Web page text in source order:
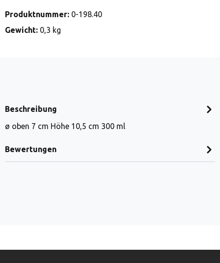
Produktnummer: 0-198.40
Gewicht: 0,3 kg
Beschreibung
ø oben 7 cm Höhe 10,5 cm 300 ml
Bewertungen